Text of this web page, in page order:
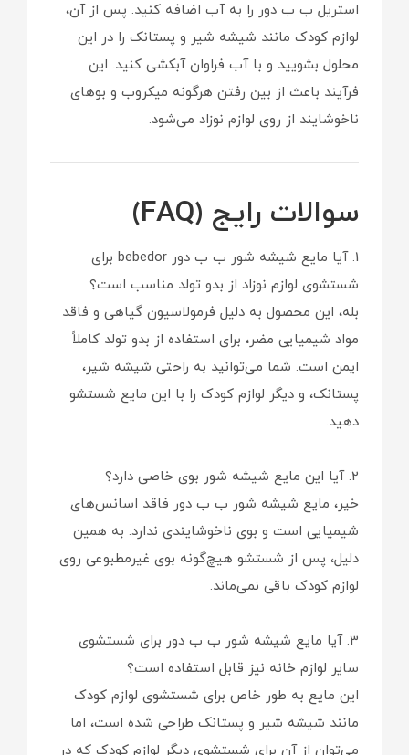
استریل ب ب دور را به آب اضافه کنید. پس از آن،
لوازم کودک مانند شیشه شیر و پستانک را در این
محلول بشویید و با آب فراوان آبکشی کنید. این
فرآیند باعث از بین رفتن هرگونه میکروب و بوهای
ناخوشایند از روی لوازم نوزاد می‌شود.
سوالات رایج (FAQ)
1. آیا مایع شیشه شور ب ب دور bebedor برای
شستشوی لوازم نوزاد از بدو تولد مناسب است؟
بله، این محصول به دلیل فرمولاسیون گیاهی و فاقد
مواد شیمیایی مضر، برای استفاده از بدو تولد کاملاً
ایمن است. شما می‌توانید به راحتی شیشه شیر،
پستانک، و دیگر لوازم کودک را با این مایع شستشو
دهید.
2. آیا این مایع شیشه شور بوی خاصی دارد؟
خیر، مایع شیشه شور ب ب دور فاقد اسانس‌های
شیمیایی است و بوی ناخوشایندی ندارد. به همین
دلیل، پس از شستشو هیچ‌گونه بوی غیرمطبوعی روی
لوازم کودک باقی نمی‌ماند.
3. آیا مایع شیشه شور ب ب دور برای شستشوی
سایر لوازم خانه نیز قابل استفاده است؟
این مایع به طور خاص برای شستشوی لوازم کودک
مانند شیشه شیر و پستانک طراحی شده است، اما
می‌توان از آن برای شستشوی دیگر لوازم کودک که در